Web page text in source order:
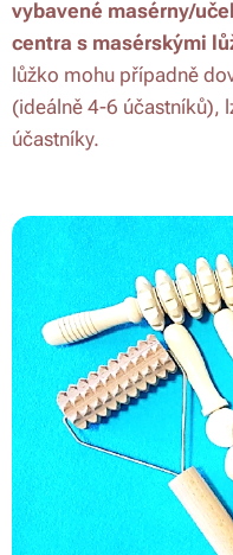
vybavené masérny/
centra s masérskými
lůžko mohu případně
(ideálně 4-6 účastníků),
účastníky.